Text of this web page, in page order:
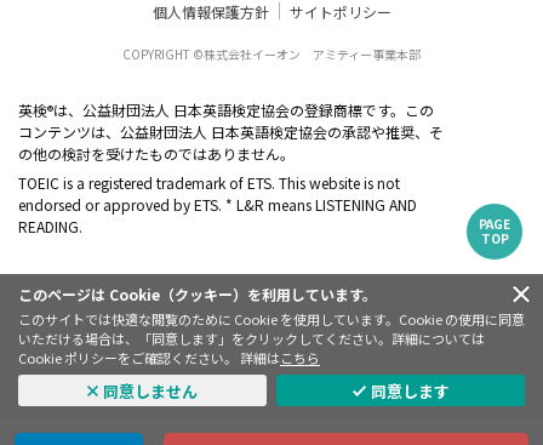
このページは Cookie（クッキー）を利用しています。
このサイトでは快適な閲覧のために Cookie を使用しています。Cookie の使用に同意
いただける場合は、「同意します」をクリックしてください。詳細については
Cookie ポリシーをご確認ください。 詳細はこちら
同意しません 同意します
PAGE
TOP
個人情報保護方針
サイトポリシー
COPYRIGHT ©株式会社イーオン アミティー事業本部
英検®は、公益財団法人 日本英語検定協会の登録商標です。この
コンテンツは、公益財団法人 日本英語検定協会の承認や推奨、そ
の他の検討を受けたものではありません。
TOEIC is a registered trademark of ETS. This website is not
endorsed or approved by ETS. * L&R means LISTENING AND
READING.